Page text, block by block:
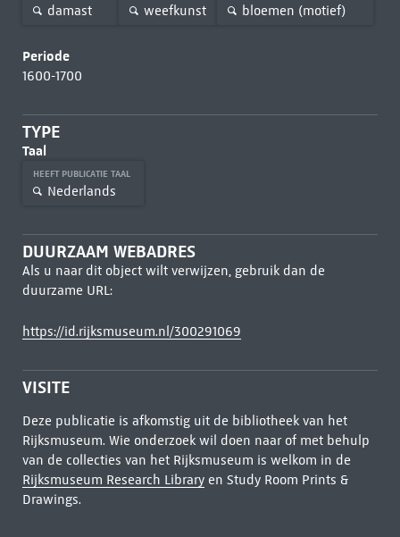
damast weefkunst bloemen (motief)
Periode
1600-1700
TYPE
Taal
HEEFT PUBLICATIE TAAL
Nederlands
DUURZAAM WEBADRES
Als u naar dit object wilt verwijzen, gebruik dan de
duurzame URL:
https://id.rijksmuseum.nl/300291069
VISITE
Deze publicatie is afkomstig uit de bibliotheek van het
Rijksmuseum. Wie onderzoek wil doen naar of met behulp
van de collecties van het Rijksmuseum is welkom in de
Rijksmuseum Research Libraryen Study Room Prints &
Drawings.